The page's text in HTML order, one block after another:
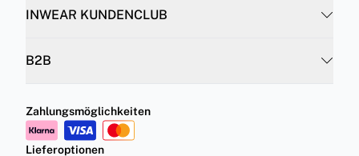
INWEAR KUNDENCLUB
B2B
Zahlungsmöglichkeiten
Lieferoptionen